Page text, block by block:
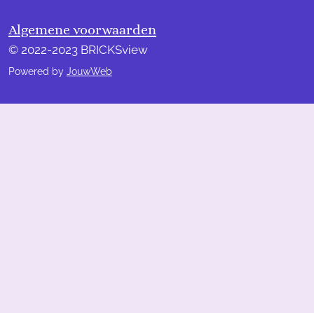
Algemene voorwaarden
© 2022-2023 BRICKSview
Powered by JouwWeb